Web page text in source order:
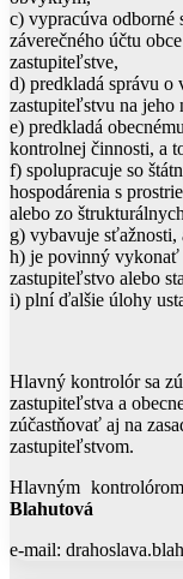
c) vypracúva odborné
záverečného účtu
zastupiteľstve,
d) predkladá správu o
zastupiteľstvu na jeho
e) predkladá
kontrolnej činnosti, a
f) spolupracuje so
hospodárenia s
alebo zo
g) vybavuje sťažnosti,
h) je povinný vykonať
zastupiteľstvo alebo
i) plní ďalšie úlohy
Hlavný kontrolór sa
zastupiteľstva a
zúčastňovať aj na
zastupiteľstvom.
Hlavným
Blahutová
e-mail: